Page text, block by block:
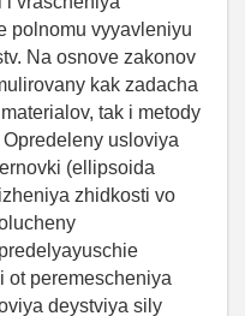
polnomu vyyavleniyu
Na osnove zakonov
kak zadacha
tak i metody
usloviya
(ellipsoida
zhidkosti vo
ot peremescheniya
deystviya sily